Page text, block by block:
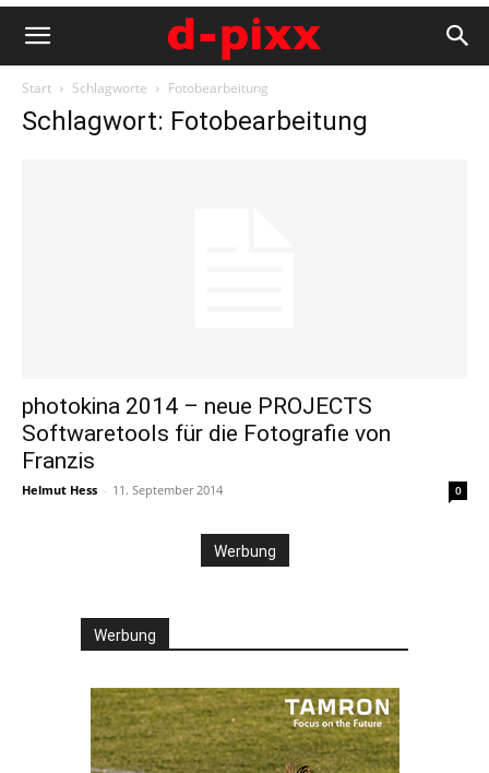
Start Schlagworte Fotobearbeitung
Schlagwort: Fotobearbeitung
photokina 2014 – neue PROJECTS
Softwaretools für die Fotografie von
Franzis
Helmut Hess - 11. September 2014 0
Werbung
Werbung